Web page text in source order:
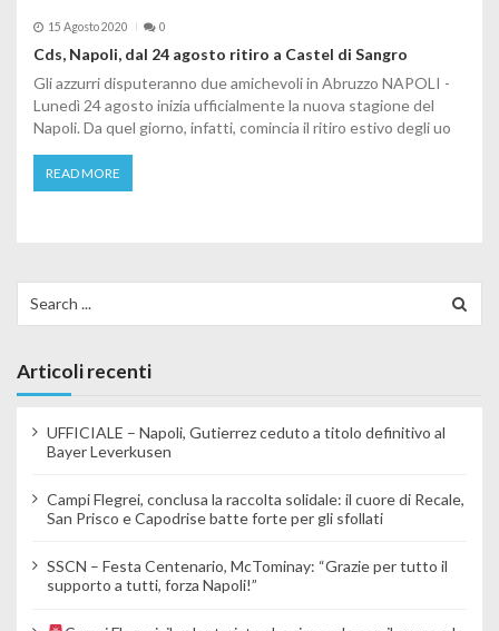
15 Agosto 2020 0
Cds, Napoli, dal 24 agosto ritiro a Castel di Sangro
Gli azzurri disputeranno due amichevoli in Abruzzo NAPOLI -
Lunedì 24 agosto inizia ufficialmente la nuova stagione del
Napoli. Da quel giorno, infatti, comincia il ritiro estivo degli uo
READ MORE
Articoli recenti
UFFICIALE – Napoli, Gutierrez ceduto a titolo definitivo al
Bayer Leverkusen
Campi Flegrei, conclusa la raccolta solidale: il cuore di Recale,
San Prisco e Capodrise batte forte per gli sfollati
SSCN – Festa Centenario, McTominay: “Grazie per tutto il
supporto a tutti, forza Napoli!”